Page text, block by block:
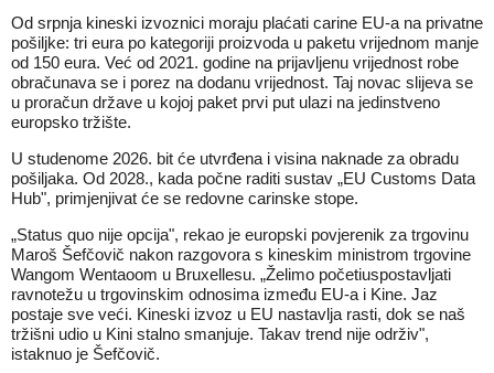
Od srpnja kineski izvoznici moraju plaćati carine EU-a na privatne
pošiljke: tri eura po kategoriji proizvoda u paketu vrijednom manje
od 150 eura. Već od 2021. godine na prijavljenu vrijednost robe
obračunava se i porez na dodanu vrijednost. Taj novac slijeva se
u proračun države u kojoj paket prvi put ulazi na jedinstveno
europsko tržište.
U studenome 2026. bit će utvrđena i visina naknade za obradu
pošiljaka. Od 2028., kada počne raditi sustav „EU Customs Data
Hub", primjenjivat će se redovne carinske stope.
„Status quo nije opcija", rekao je europski povjerenik za trgovinu
Maroš Šefčovič nakon razgovora s kineskim ministrom trgovine
Wangom Wentaoom u Bruxellesu. „Želimo početiuspostavljati
ravnotežu u trgovinskim odnosima između EU-a i Kine. Jaz
postaje sve veći. Kineski izvoz u EU nastavlja rasti, dok se naš
tržišni udio u Kini stalno smanjuje. Takav trend nije održiv",
istaknuo je Šefčovič.